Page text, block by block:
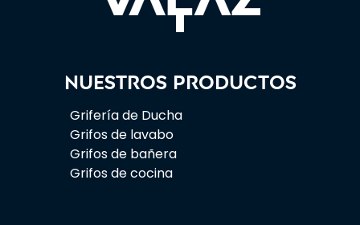
Nuestros productos
Grifería de Ducha
Grifos de lavabo
Grifos de bañera
Grifos de cocina